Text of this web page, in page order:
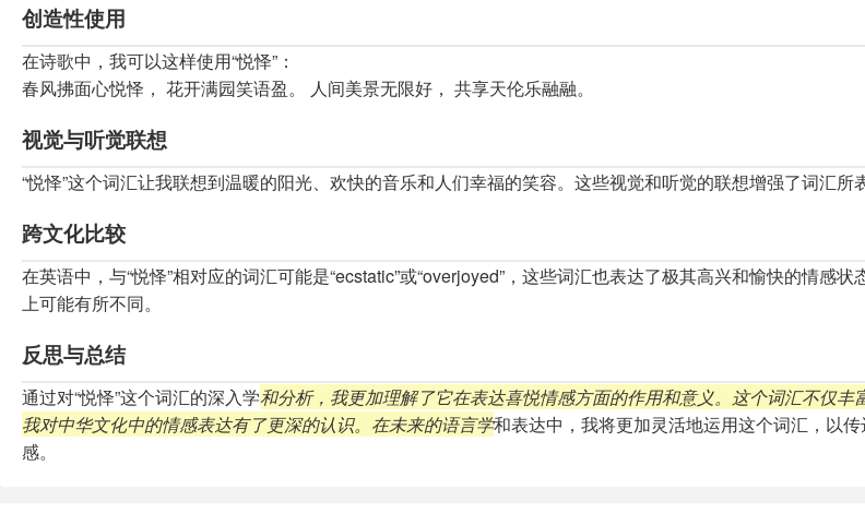
创造性使用
在诗歌中，我可以这样使用“悦怿”：
春风拂面心悦怿， 花开满园笑语盈。 人间美景无限好， 共享天伦乐融融。
视觉与听觉联想
“悦怿”这个词汇让我联想到温暖的阳光、欢快的音乐和人们幸福的笑容。这些视觉和听觉的联想增强了词汇所
跨文化比较
在英语中，与“悦怿”相对应的词汇可能是“ecstatic”或“overjoyed”，这些词汇也表达了极其高兴和愉快的情感
上可能有所不同。
反思与总结
通过对“悦怿”这个词汇的深入学和分析，我更加理解了它在表达喜悦情感方面的作用和意义。这个词汇不仅丰
我对中华文化中的情感表达有了更深的认识。在未来的语言学和表达中，我将更加灵活地运用这个词汇，以
感。